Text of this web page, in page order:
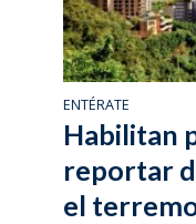
ENTÉRATE
Habilitan
reportar
el